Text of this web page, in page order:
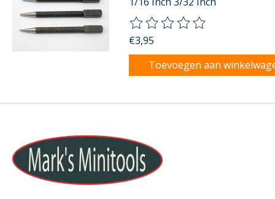
De beoordeling van dit
€3,95
Toevoegen aan